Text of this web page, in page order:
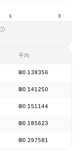
平均
₪0.138356
₪0.141250
₪0.151144
₪0.185623
₪0.297581